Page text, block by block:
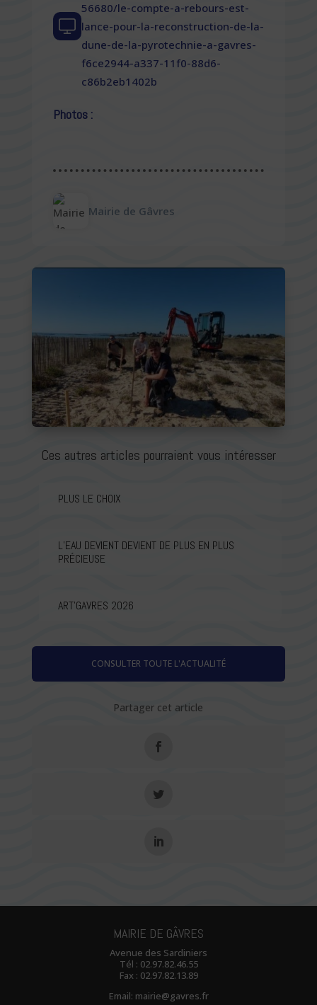
56680/le-compte-a-rebours-est-
lance-pour-la-reconstruction-de-la-
dune-de-la-pyrotechnie-a-gavres-
f6ce2944-a337-11f0-88d6-
c86b2eb1402b
Photos :
Mairie de Gâvres
Ces autres articles pourraient vous intéresser
PLUS LE CHOIX
L’EAU DEVIENT DEVIENT DE PLUS EN PLUS
PRÉCIEUSE
ART’GAVRES 2026
CONSULTER TOUTE L'ACTUALITÉ
Partager cet article
MAIRIE DE GÂVRES
Avenue des Sardiniers
Tél : 02.97.82.46.55
Fax : 02.97.82.13.89
Email: mairie@gavres.fr